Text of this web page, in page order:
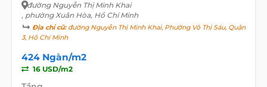
đường Nguyễn Thị Minh Khai
, phường Xuân Hòa, Hồ Chí Minh
Địa chỉ cũ:đường Nguyễn Thị Minh Khai, Phường Võ Thị Sáu, Quận
3, Hồ Chí Minh
424 Ngàn/m2
16 USD/m2